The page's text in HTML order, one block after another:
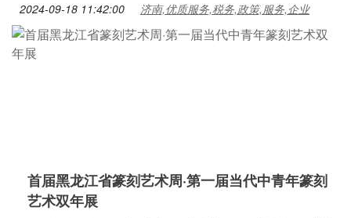
2024-09-18 11:42:00 济南,优质服务,税务,政策,服务,企业
首届黑龙江省篆刻艺术周·第一届当代中青年篆刻
艺术双年展